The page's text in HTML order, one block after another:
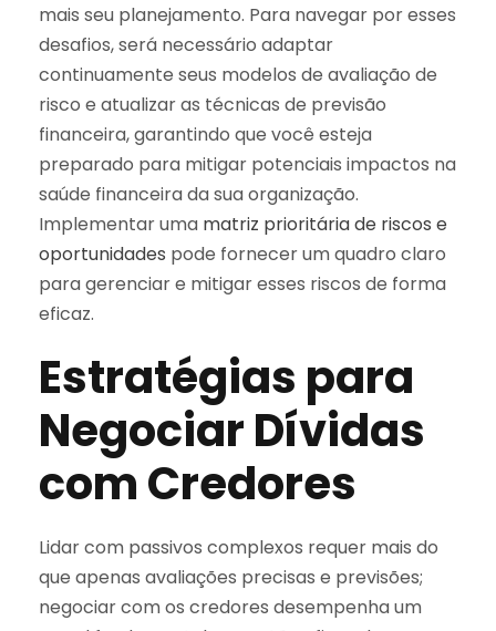
mais seu planejamento. Para navegar por esses
desafios, será necessário adaptar
continuamente seus modelos de avaliação de
risco e atualizar as técnicas de previsão
financeira, garantindo que você esteja
preparado para mitigar potenciais impactos na
saúde financeira da sua organização.
Implementar uma matriz prioritária de riscos e
oportunidades pode fornecer um quadro claro
para gerenciar e mitigar esses riscos de forma
eficaz.
Estratégias para
Negociar Dívidas
com Credores
Lidar com passivos complexos requer mais do
que apenas avaliações precisas e previsões;
negociar com os credores desempenha um